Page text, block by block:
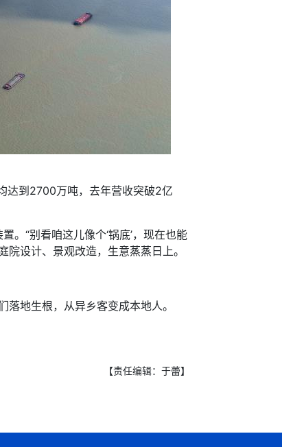
到2700万吨，去年营收突破2亿
“别看咱这儿像个‘锅底’，现在也能
设计、景观改造，生意蒸蒸日上。
地生根，从异乡客变成本地人。
【责任编辑：于蕾】